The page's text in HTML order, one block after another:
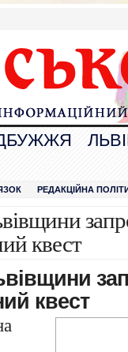
РЕДАКЦІЙНА
квест
квест